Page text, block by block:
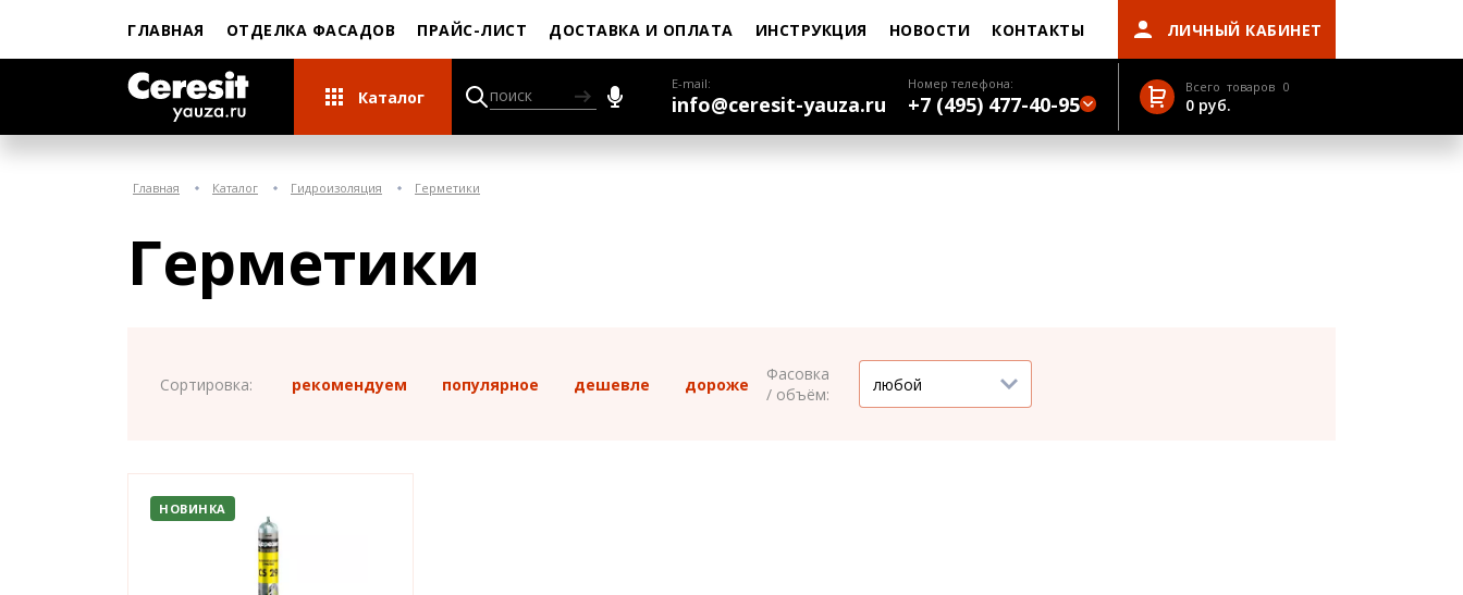
ГЛАВНАЯ ОТДЕЛКА ФАСАДОВ ПРАЙС-ЛИСТ ДОСТАВКА И ОПЛАТА ИНСТРУКЦИЯ НОВОСТИ КОНТАКТЫ ЛИЧНЫЙ КАБИНЕТ
Каталог
E-mail:
info@ceresit-yauza.ru
Номер телефона:
+7 (495) 477-40-95
Всего товаров 0
0 руб.
Главная Каталог Гидроизоляция Герметики
Герметики
Сортировка: рекомендуем популярное дешевле дороже
Фасовка
/ объём:
НОВИНКА